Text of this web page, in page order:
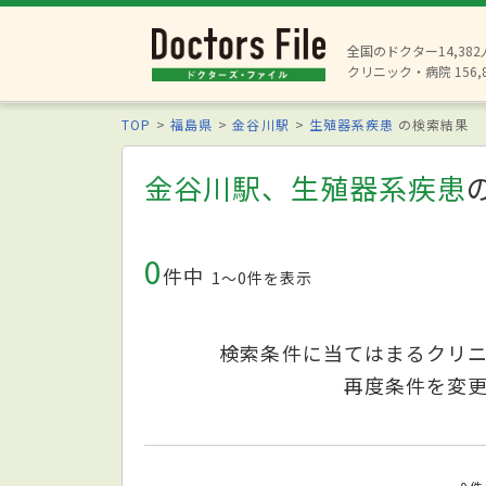
全国のドクター14,382
クリニック・病院
TOP 福島県 金谷川駅 生殖器系疾患 の検索結果
金谷川駅、生殖器系疾患
0件中 1〜0件を表示
検索条件に当てはまるクリ
再度条件を変